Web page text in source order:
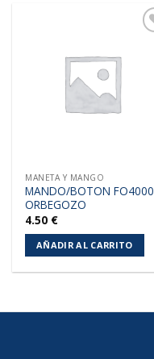
MANETA Y MANGO
MANDO/BOTON FO4000
ORBEGOZO
4.50 €
AÑADIR AL CARRITO